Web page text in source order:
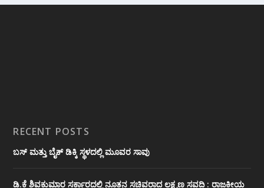
RECENT POSTS
ಬಸ್ ಮತ್ತು ಬೈಕ್ ಡಿಕ್ಕಿ ಸ್ಥಳದಲ್ಲಿ ಮೂವರ ಸಾವು
ಡಿ.ಕೆ ಶಿವಕುಮಾರ ಸರ್ಕಾರದಲ್ಲಿ ನೂತನ ಸಚಿವರಾದ ಲಕ್ಷ್ಮಣ ಸವದಿ : ರಾಜಕೀಯ